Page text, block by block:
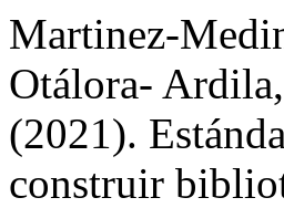
Martinez-
Otálora-
(2021).
construir